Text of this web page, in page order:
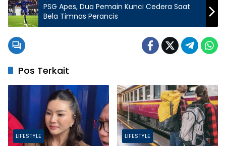
PSG Apes, Dua Pemain Kunci Cedera Saat
Bela Timnas Perancis
Pos Terkait
LIFESTYLE LIFESTYLE